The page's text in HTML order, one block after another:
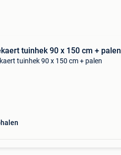
tuinhek 90 x 150 cm + palen
tuinhek 90 x 150 cm + palen